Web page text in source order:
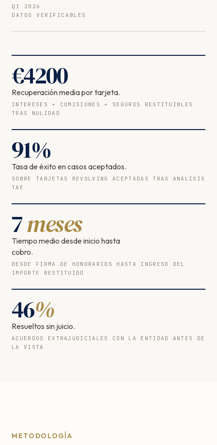
Q1 2026
DATOS VERIFICABLES
€4200
Recuperación media por tarjeta.
INTERESES + COMISIONES + SEGUROS RESTITUIBLES
TRAS NULIDAD
91%
Tasa de éxito en casos aceptados.
SOBRE TARJETAS REVOLVING ACEPTADAS TRAS ANÁLISIS
TAE
7meses
Tiempo medio desde inicio hasta
cobro.
DESDE FIRMA DE HONORARIOS HASTA INGRESO DEL
IMPORTE RESTITUIDO
46%
Resueltos sin juicio.
ACUERDOS EXTRAJUDICIALES CON LA ENTIDAD ANTES DE
LA VISTA
METODOLOGÍA